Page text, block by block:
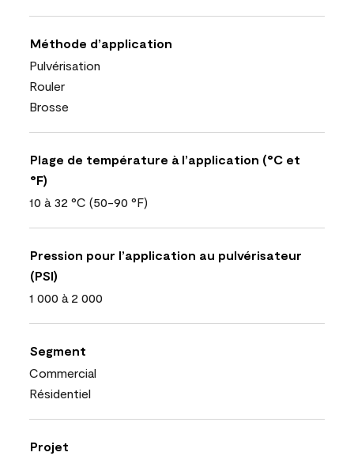
Méthode d’application
Pulvérisation
Rouler
Brosse
Plage de température à l’application (°C et
°F)
10 à 32 °C (50-90 °F)
Pression pour l’application au pulvérisateur
(PSI)
1 000 à 2 000
Segment
Commercial
Résidentiel
Projet